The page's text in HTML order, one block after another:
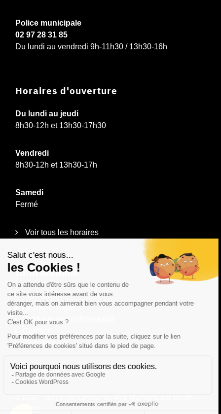
Police municipale
02 97 28 31 85
Du lundi au vendredi 9h-11h30 / 13h30-16h
Horaires d'ouverture
Du lundi au jeudi
8h30-12h et 13h30-17h30
Vendredi
8h30-12h et 13h30-17h
Samedi
Fermé
Voir tous les horaires
Informations
Plan du site
Mentions légales
Politique de confidentialité
Recrutement